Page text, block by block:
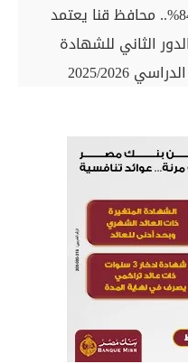
بنسبة نجاح 84.04%.. محافظ قنا يعتمد
الثاني للشهادة
2025/2026